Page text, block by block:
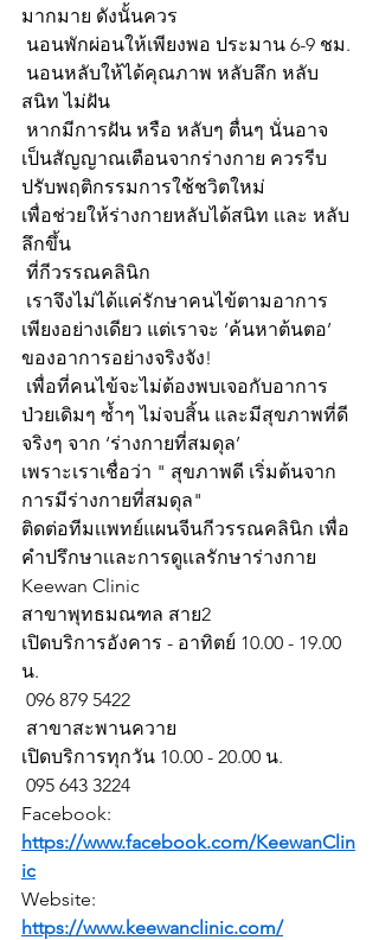
มากมาย ดังนั้นควร
นอนพักผ่อนให้เพียงพอ ประมาน 6-9 ชม.
นอนหลับให้ได้คุณภาพ หลับลึก หลับ
สนิท ไม่ฝัน
หากมีการฝัน หรือ หลับๆ ตื่นๆ นั่นอาจ
เป็นสัญญาณเตือนจากร่างกาย ควรรีบ
ปรับพฤติกรรมการใช้ชวิตใหม่
เพื่อช่วยให้ร่างกายหลับได้สนิท เเละ หลับ
ลึกขึ้น
ที่กีวรรณคลินิก
เราจึงไม่ได้แค่รักษาคนไข้ตามอาการ
เพียงอย่างเดียว แต่เราจะ ‘ค้นหาต้นตอ’
ของอาการอย่างจริงจัง!
เพื่อที่คนไข้จะไม่ต้องพบเจอกับอาการ
ป่วยเดิมๆ ซ้ำๆ ไม่จบสิ้น และมีสุขภาพที่ดี
จริงๆ จาก ‘ร่างกายที่สมดุล’
เพราะเราเชื่อว่า " สุขภาพดี เริ่มต้นจาก
การมีร่างกายที่สมดุล"
ติดต่อทีมเเพทย์แผนจีนกีวรรณคลินิก เพื่อ
คำปรึกษาเเละการดูเเลรักษาร่างกาย
Keewan Clinic
สาขาพุทธมณฑล สาย2
เปิดบริการอังคาร - อาทิตย์ 10.00 - 19.00
น.
096 879 5422
สาขาสะพานควาย
เปิดบริการทุกวัน 10.00 - 20.00 น.
095 643 3224
Facebook:
https://www.facebook.com/KeewanClin
ic
Website:
https://www.keewanclinic.com/